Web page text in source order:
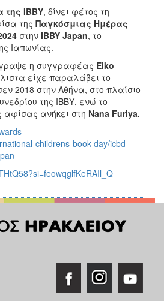
της ΙΒΒΥ, δίνει φέτος τη
της Παγκόσμιας Ημέρας
στην IBBY Japan, το
Ιαπωνίας.
η συγγραφέας Eiko
είχε παραλάβει το
2018 στην Αθήνα, στο πλαίσιο
της ΙΒΒΥ, ενώ το
αφίσας ανήκει στη Nana Furiya.
childrens-book-day/icbd-